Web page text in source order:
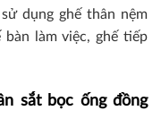
dụng ghế thân nệm
bàn làm việc, ghế tiếp
sắt bọc ống đồng